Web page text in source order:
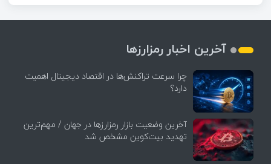
آخرین اخبار رمزارزها
چرا سرعت تراکنش‌ها در اقتصاد دیجیتال اهمیت
دارد؟
آخرین وضعیت بازار رمزارزها در جهان / مهم‌ترین
تهدید بیت‌کوین مشخص شد